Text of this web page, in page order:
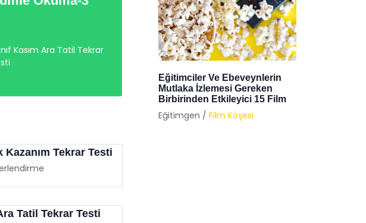
Kasım Ara Tatil Tekrar
Kazanım Tekrar Testi
Tatil Tekrar Testi
Eğitimciler Ve Ebeveynlerin
Mutlaka İzlemesi Gereken
Birbirinden Etkileyici 15 Film
Eğitimgen / Film Köşesi